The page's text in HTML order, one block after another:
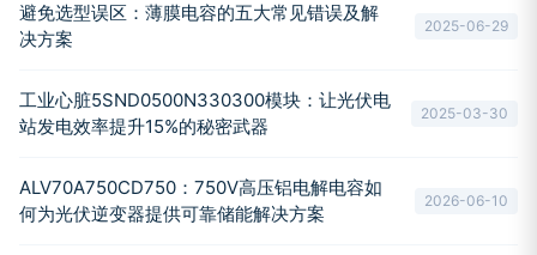
避免选型误区：薄膜电容的五大常见错误及解
决方案
2025-06-29
工业心脏5SND0500N330300模块：让光伏电
站发电效率提升15%的秘密武器
2025-03-30
ALV70A750CD750：750V高压铝电解电容如
何为光伏逆变器提供可靠储能解决方案
2026-06-10